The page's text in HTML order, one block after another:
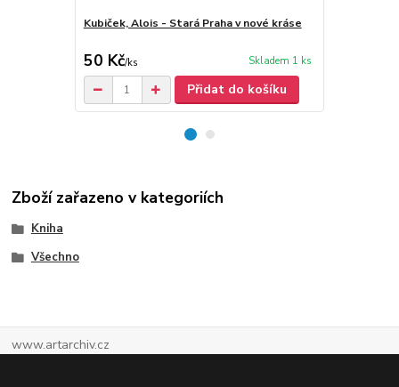
Kubiček, Alois - Stará Praha v nové kráse
50 Kč/ks Skladem 1 ks
Přidat do košíku
Zboží zařazeno v kategoriích
Kniha
Všechno
www.artarchiv.cz